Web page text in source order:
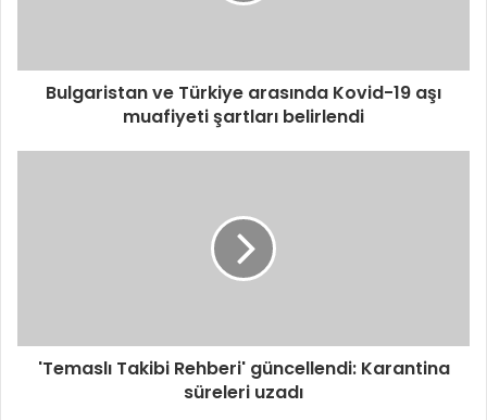
Bulgaristan ve Türkiye arasında Kovid-19 aşı
muafiyeti şartları belirlendi
'Temaslı Takibi Rehberi' güncellendi: Karantina
süreleri uzadı